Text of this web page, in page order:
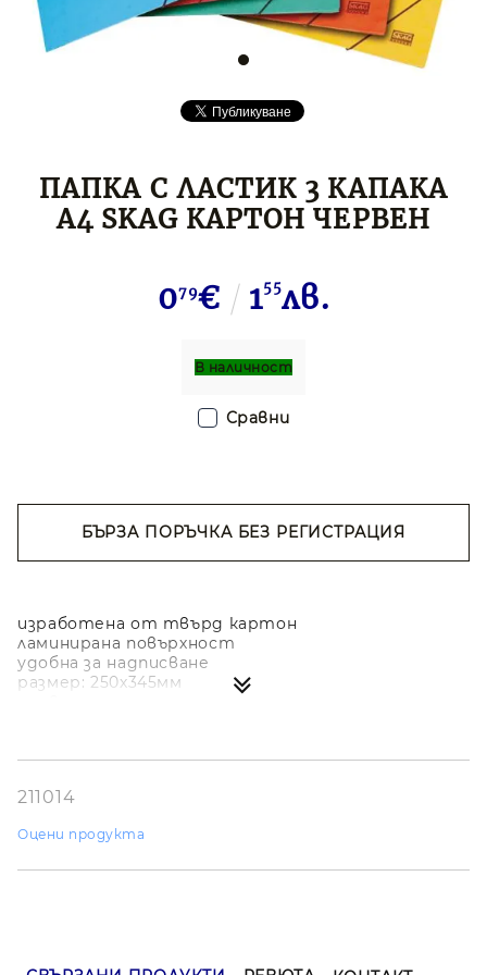
ПАПКА С ЛАСТИК 3 КАПАКА
А4 SKAG КАРТОН ЧЕРВЕН
079€ 155лв.
В наличност
изработена от твърд картон
ламинирана повърхност
удобна за надписване
размер: 250х345мм
БЪРЗА ПОРЪЧКА БЕЗ РЕГИСТРАЦИЯ
Съгласен съм сПолитиката за лични
211014
Оцени продукта
Сравни